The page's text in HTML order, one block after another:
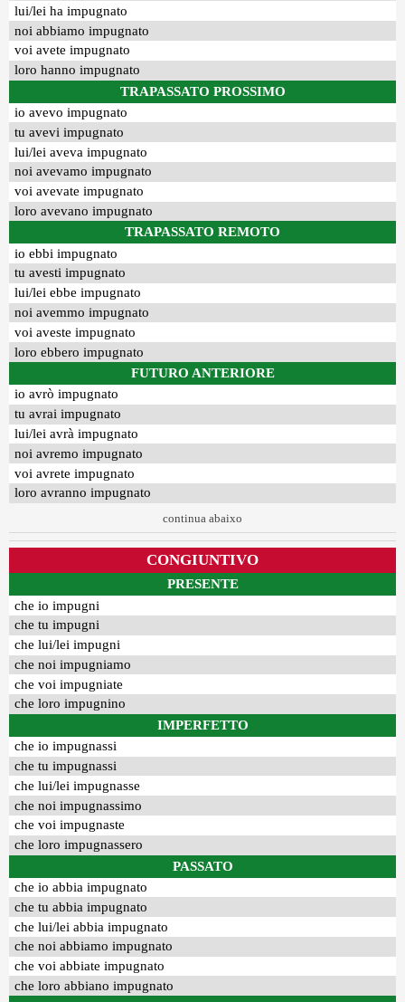
lui/lei ha impugnato
noi abbiamo impugnato
voi avete impugnato
loro hanno impugnato
TRAPASSATO PROSSIMO
io avevo impugnato
tu avevi impugnato
lui/lei aveva impugnato
noi avevamo impugnato
voi avevate impugnato
loro avevano impugnato
TRAPASSATO REMOTO
io ebbi impugnato
tu avesti impugnato
lui/lei ebbe impugnato
noi avemmo impugnato
voi aveste impugnato
loro ebbero impugnato
FUTURO ANTERIORE
io avrò impugnato
tu avrai impugnato
lui/lei avrà impugnato
noi avremo impugnato
voi avrete impugnato
loro avranno impugnato
continua abaixo
CONGIUNTIVO
PRESENTE
che io impugni
che tu impugni
che lui/lei impugni
che noi impugniamo
che voi impugniate
che loro impugnino
IMPERFETTO
che io impugnassi
che tu impugnassi
che lui/lei impugnasse
che noi impugnassimo
che voi impugnaste
che loro impugnassero
PASSATO
che io abbia impugnato
che tu abbia impugnato
che lui/lei abbia impugnato
che noi abbiamo impugnato
che voi abbiate impugnato
che loro abbiano impugnato